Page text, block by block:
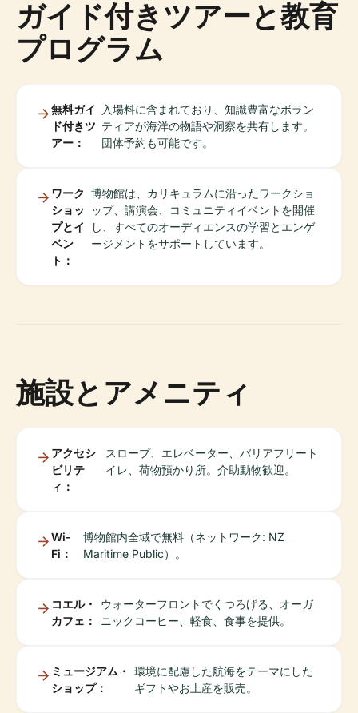
ガイド付きツアーと教育
プログラム
無料ガイ
ド付きツ
アー：
入場料に含まれており、知識豊富なボラン
ティアが海洋の物語や洞察を共有します。
団体予約も可能です。
ワーク
ショッ
プとイ
ベン
ト：
博物館は、カリキュラムに沿ったワークショ
ップ、講演会、コミュニティイベントを開催
し、すべてのオーディエンスの学習とエンゲ
ージメントをサポートしています。
施設とアメニティ
アクセシ
ビリテ
ィ：
スロープ、エレベーター、バリアフリート
イレ、荷物預かり所。介助動物歓迎。
Wi-
Fi：
博物館内全域で無料（ネットワーク: NZ
Maritime Public）。
コエル・
カフェ：
ウォーターフロントでくつろげる、オーガ
ニックコーヒー、軽食、食事を提供。
ミュージアム・
ショップ：
環境に配慮した航海をテーマにした
ギフトやお土産を販売。